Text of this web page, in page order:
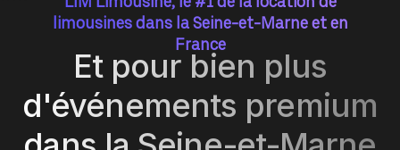
limousines dans la Seine-et-Marne et en
France
Et pour bien plus
d'événements premium